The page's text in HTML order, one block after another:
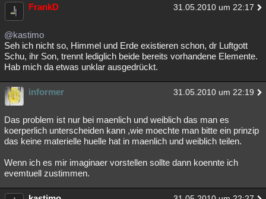
FrankD 31.05.2010 um 22:17
@kastimo
Seh ich nicht so, Himmel und Erde existieren schon, dr Luftgott
Schu, ihr Son, trennt lediglich beide bereits vorhandene Elemente.
Hab mich da etwas unklar ausgedrückt.
informer 31.05.2010 um 22:19
Das problem ist nur bei maenlich und weiblich das man es
koerperlich unterscheiden kann ,wie moechte man bitte ein prinzip
das keine materielle huelle hat in maenlich und weiblich teilen.
Wenn ich es mir imaginaer vorstellen sollte dann koennte ich
evemtuell zustimmen.